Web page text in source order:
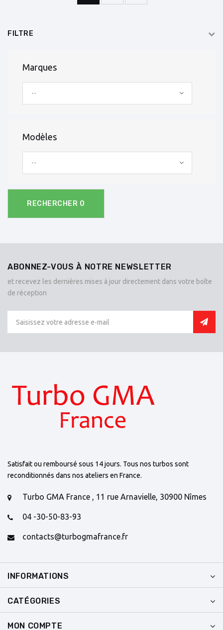
FILTRE
Marques
--
Modèles
--
RECHERCHER 0
ABONNEZ-VOUS À NOTRE NEWSLETTER
et recevez les dernières mises à jour directement dans votre boîte
de réception
Satisfait ou remboursé sous 14 jours. Tous nos turbos sont
reconditionnés dans nos ateliers en France.
Turbo GMA France , 11 rue Arnavielle, 30900 Nîmes
04 -30-50-83-93
contacts@turbogmafrance.fr
INFORMATIONS
CATÉGORIES
MON COMPTE